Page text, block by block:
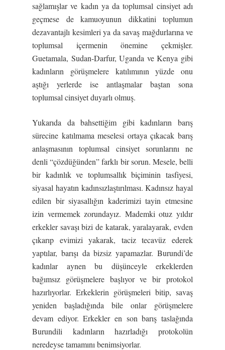
sağlamışlar ve kadın ya da toplumsal cinsiyet adı
geçmese de kamuoyunun dikkatini toplumun
dezavantajlı kesimleri ya da savaş mağdurlarına ve
toplumsal içermenin önemine çekmişler.
Guetamala, Sudan-Darfur, Uganda ve Kenya gibi
kadınların görüşmelere katılımının yüzde onu
aştığı yerlerde ise antlaşmalar baştan sona
toplumsal cinsiyet duyarlı olmuş.
Yukarıda da bahsettiğim gibi kadınların barış
sürecine katılmama meselesi ortaya çıkacak barış
anlaşmasının toplumsal cinsiyet sorunlarını ne
denli “çözdüğünden” farklı bir sorun. Mesele, belli
bir kadınlık ve toplumsallık biçiminin tasfiyesi,
siyasal hayatın kadınsızlaştırılması. Kadınsız hayal
edilen bir siyasallığın kaderimizi tayin etmesine
izin vermemek zorundayız. Mademki otuz yıldır
erkekler savaşı bizi de katarak, yaralayarak, evden
çıkarıp evimizi yakarak, taciz tecavüz ederek
yaptılar, barışı da bizsiz yapamazlar. Burundi’de
kadınlar aynen bu düşünceyle erkeklerden
bağımsız görüşmelere başlıyor ve bir protokol
hazırlıyorlar. Erkeklerin görüşmeleri bitip, savaş
yeniden başladığında bile onlar görüşmelere
devam ediyor. Erkekler en son barış taslağında
Burundili kadınların hazırladığı protokolün
neredeyse tamamını benimsiyorlar.